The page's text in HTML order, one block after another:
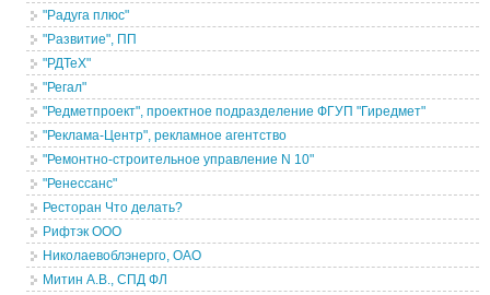
"Радуга плюс"
"Развитие", ПП
"РДТеХ"
"Регал"
"Редметпроект", проектное подразделение ФГУП "Гиредмет"
"Реклама-Центр", рекламное агентство
"Ремонтно-строительное управление N 10"
"Ренессанс"
Ресторан Что делать?
Рифтэк ООО
Николаевоблэнерго, ОАО
Митин А.В., СПД ФЛ